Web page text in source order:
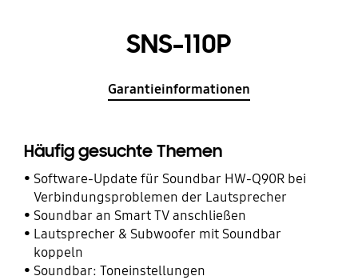
SNS-110P
Garantieinformationen
Häufig gesuchte Themen
Software-Update für Soundbar HW-Q90R bei
Verbindungsproblemen der Lautsprecher
Soundbar an Smart TV anschließen
Lautsprecher & Subwoofer mit Soundbar
koppeln
Soundbar: Toneinstellungen